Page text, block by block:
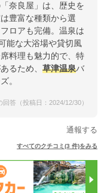
奈良屋」は、歴史を
豊富な種類から選
ロアも完備。温泉は
能な大浴場や貸切風
料理も魅力的で、特
るため、 草津温泉バ
。
答（投稿日：2024/12/30）
通報する
すべてのクチコミ(3 件)をみる